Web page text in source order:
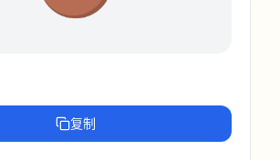
复制